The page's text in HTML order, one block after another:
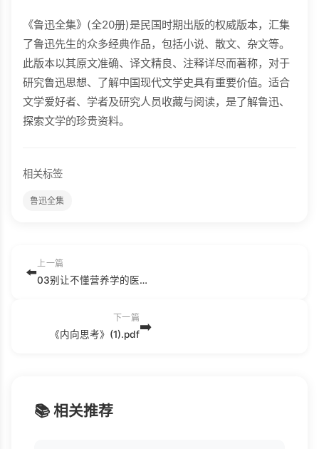
《鲁迅全集》(全20册)是民国时期出版的权威版本，汇集
了鲁迅先生的众多经典作品，包括小说、散文、杂文等。
此版本以其原文准确、译文精良、注释详尽而著称，对于
研究鲁迅思想、了解中国现代文学史具有重要价值。适合
文学爱好者、学者及研究人员收藏与阅读，是了解鲁迅、
探索文学的珍贵资料。
相关标签
鲁迅全集
⬅️
上一篇
03别让不懂营养学的医生害了你（中文简体版）.pdf
下一篇
《内向思考》(1).pdf➡️
📚 相关推荐